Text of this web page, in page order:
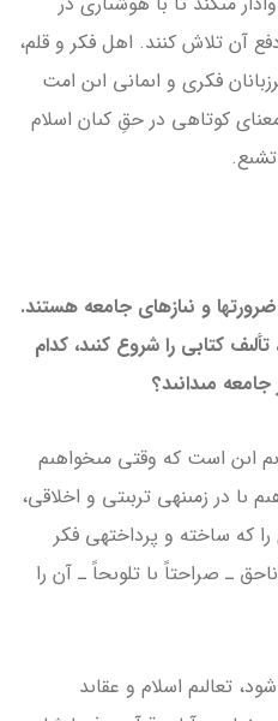
آن تلاش کنند. اهل فکر و قلم،
فکرى و اىمانى اىن امت
کوتاهى در حقِ کىان اسلام
و نىازهاى جامعه هستند.
کتابى را شروع کنىد، کدام
مى­دانىد؟
اىن است که وقتى مى­خواهىم
ىا در زمىنه­ى تربىتى و اخلاقى،
که ساخته و پرداخته­ى فکر
ـ صراحتاً ىا تلوىحاً ـ آن را
تعالىم اسلام و عقاىد